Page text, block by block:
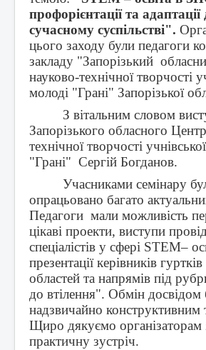
профорієнтації та
сучасному суспільстві".
цього заходу були педагоги
закладу "Запорізький
науково-технічної творчості
молоді "Грані" Запорізької
З вітальним словом
Запорізького обласного
технічної творчості
"Грані" Сергій Богданов.
Учасниками семінару
опрацьовано багато
Педагоги мали можливість
цікаві проекти, виступи
спеціалістів у сфері STEM–
презентації керівників
областей та напрямів під
до втілення". Обмін досвідом
надзвичайно конструктивним
Щиро дякуємо організаторам
практичну зустріч.